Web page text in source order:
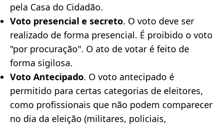
pela Casa do Cidadão.
Voto presencial e secreto. O voto deve ser
realizado de forma presencial. É proibido o voto
"por procuração". O ato de votar é feito de
forma sigilosa.
Voto Antecipado. O voto antecipado é
permitido para certas categorias de eleitores,
como profissionais que não podem comparecer
no dia da eleição (militares, policiais,